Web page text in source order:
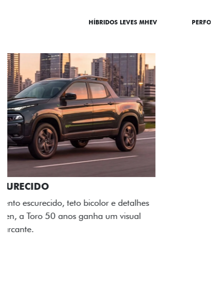
HÍBRIDOS LEVES MHEV
ADESIVOS ESTILIZADOS
Os adesivos aplicados no capô e nas laterais
reforçam a identidade única dessa edição para lá de
comemorativa.